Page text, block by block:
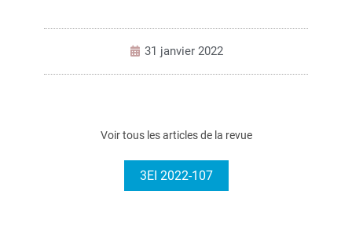
31 janvier 2022
Voir tous les articles de la revue
3EI 2022-107